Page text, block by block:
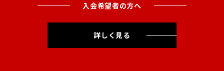
入会希望者の方へ
詳しく見る